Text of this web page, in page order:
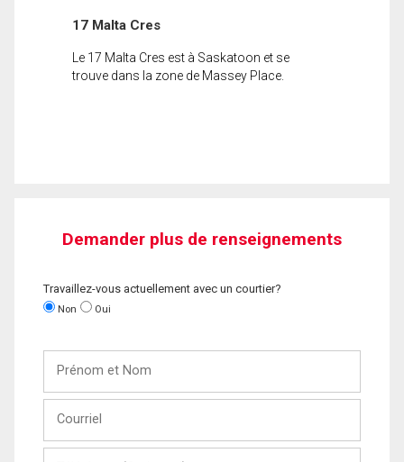
17 Malta Cres
Le 17 Malta Cres est à Saskatoon et se
trouve dans la zone de Massey Place.
Demander plus de renseignements
Travaillez-vous actuellement avec un courtier?
Non Oui
Nom